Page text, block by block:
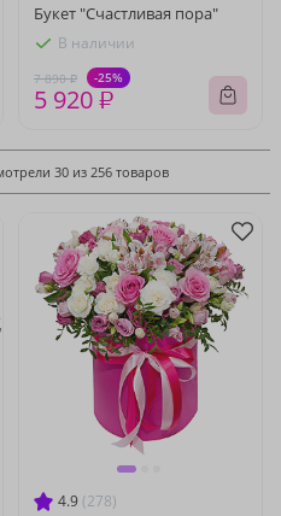
Букет "Счастливая пора"
В наличии
7 890 ₽ -25%
5 920 ₽
30 из 256 товаров
4.9 (278)